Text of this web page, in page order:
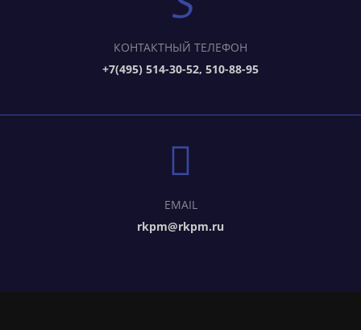
КОНТАКТНЫЙ ТЕЛЕФОН
+7(495) 514-30-52, 510-88-95
EMAIL
rkpm@rkpm.ru